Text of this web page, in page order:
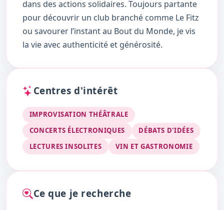
dans des actions solidaires. Toujours partante
pour découvrir un club branché comme Le Fitz
ou savourer l’instant au Bout du Monde, je vis
la vie avec authenticité et générosité.
Centres d'intérêt
IMPROVISATION THÉÂTRALE
CONCERTS ÉLECTRONIQUES
DÉBATS D'IDÉES
LECTURES INSOLITES
VIN ET GASTRONOMIE
Ce que je recherche